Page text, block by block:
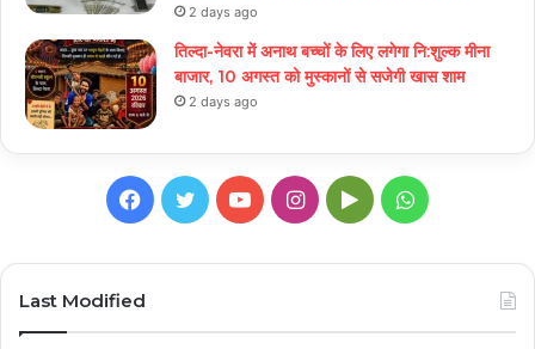
2 days ago
तिल्दा-नेवरा में अनाथ बच्चों के लिए लगेगा नि:शुल्क मीना
बाजार, 10 अगस्त को मुस्कानों से सजेगी खास शाम
2 days ago
Facebook
TwitterYouTubeInstagram
GoogleWhatsApp
Last Modified